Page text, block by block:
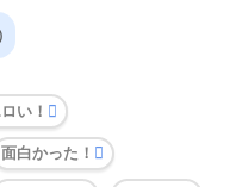
い！
面白かった！